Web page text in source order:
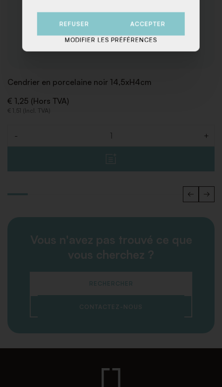
Cendrier en porcelaine noir 14,5xH4cm
€ 1,25 (Hors TVA)
€ 1,51 (Incl. TVA)
- +
Vous n'avez pas trouvé ce que
vous cherchez ?
RECHERCHER
CONTACTEZ-NOUS
REFUSER ACCEPTER
MODIFIER LES PRÉFÉRENCES